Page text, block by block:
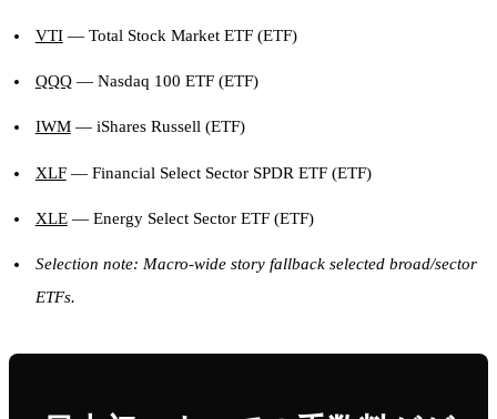
VTI— Total Stock Market ETF (ETF)
QQQ— Nasdaq 100 ETF (ETF)
IWM— iShares Russell (ETF)
XLF— Financial Select Sector SPDR ETF (ETF)
XLE— Energy Select Sector ETF (ETF)
Selection note: Macro-wide story fallback selected broad/sector
ETFs.